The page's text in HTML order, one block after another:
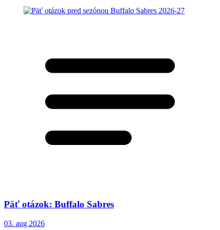
Päť otázok: Buffalo Sabres
03. aug 2026